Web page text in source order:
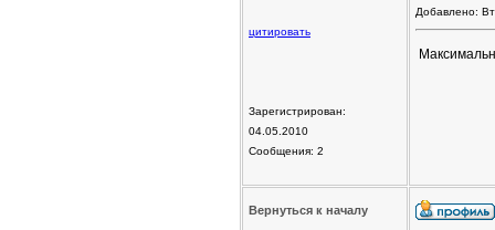
цитировать
Зарегистрирован:
04.05.2010
Сообщения: 2
Добавлено:
Вернуться к началу